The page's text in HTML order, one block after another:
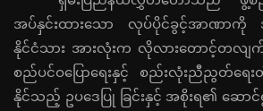
အပ်နှင်းထားသော လုပ်ပိုင်ခွင့်အာဏာကို အ
နိုင်ငံသား အားလုံးက လိုလားတောင့်တလျက်ရှိသ
စည်ပင်ဝပြောရေးနှင့် စည်းလုံးညီညွတ်ရ
နိုင်သည့် ဥပဒေပြု ခြင်းနှင့် အစိုးရ၏ ဆောင်